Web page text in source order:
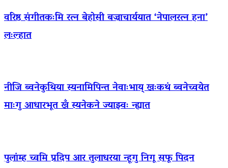
वरिष्ठ संगीतकःमि रत्न बेहोसी बज्राचार्ययात ‘नेपालरत्न हना’
लःल्हात
नीजि ब्वनेकुथिया स्यनामिपिन्त नेवाःभाय् खःकथं ब्वनेच्वयेत
माःगु आधारभूत खँ स्यनेकने ज्याझ्वः न्ह्यात
पुलांम्ह च्वमि प्रदिप आर तुलाधरया न्हूगु निगू सफू पिदन